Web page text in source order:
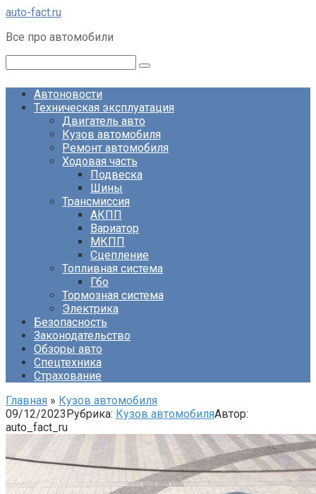
Перейти
контенту
auto-fact.ru
Все про автомобили
Автоновости
Техническая эксплуатация
Двигатель авто
Кузов автомобиля
Ремонт автомобиля
Ходовая часть
Подвеска
Шины
Трансмиссия
АКПП
Вариатор
МКПП
Сцепление
Топливная система
Гбо
Тормозная система
Электрика
Безопасность
Законодательство
Обзоры авто
Спецтехника
Страхование
Главная » Кузов автомобиля
09/12/2023Рубрика: Кузов автомобиляАвтор:
auto_fact_ru